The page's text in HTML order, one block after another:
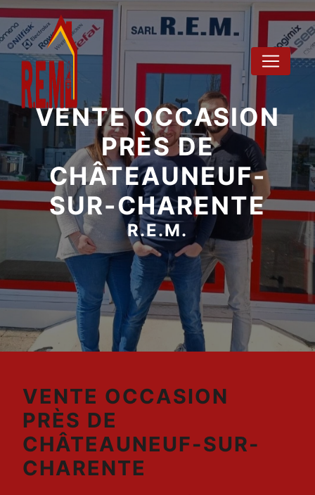
VENTE OCCASION
PRÈS DE
CHÂTEAUNEUF-
SUR-CHARENTE
R.E.M.
VENTE OCCASION
PRÈS DE
CHÂTEAUNEUF-SUR-
CHARENTE
Panneau de gestion des cookies